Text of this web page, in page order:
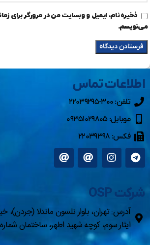
ذخیره نام، ایمیل و وبسایت من در مرورگر برای
می‌نویسم.
اطلاعات تماس
تلفن: ۳۰۰-۲۲۰۳۹۲۹۵
موبایل: ۰۹۳۵۱۰۲۹۸۰۵
فکس: ۲۲۰۳۹۳۹۸
شرکت OSP
آدرس: تهران، بلوار نلسون ماندلا (جردن)،
ایثار سوم، کوچه شهید اطهر، ساختمان شماره ۳۰ جدید، واحد ۱